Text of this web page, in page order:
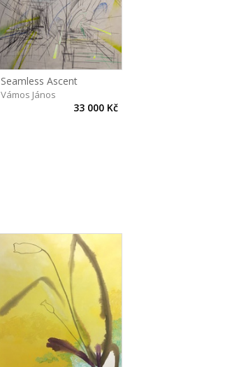
Seamless Ascent
Vámos János
33 000 Kč